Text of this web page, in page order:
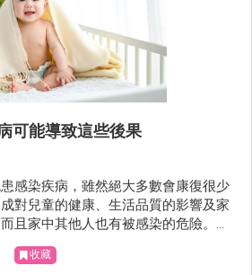
可能導致這些後果
感染疾病，雖然絕大多數會康復很少
對兒童的健康、生活品質的影響及家
且家中其他人也有被感染的危險。在
易患那些常見的感染性疾病及其好發
收藏